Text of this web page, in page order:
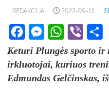
REDAKCIJA 2022-09-13
Facebook
Ke­tu­ri Plungės spor­to ir
irk­luo­to­jai, ku­riuos
Ed­mun­das Gel­čins­kas,